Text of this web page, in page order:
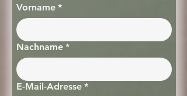
Vorname *
Nachname *
E-Mail-Adresse *